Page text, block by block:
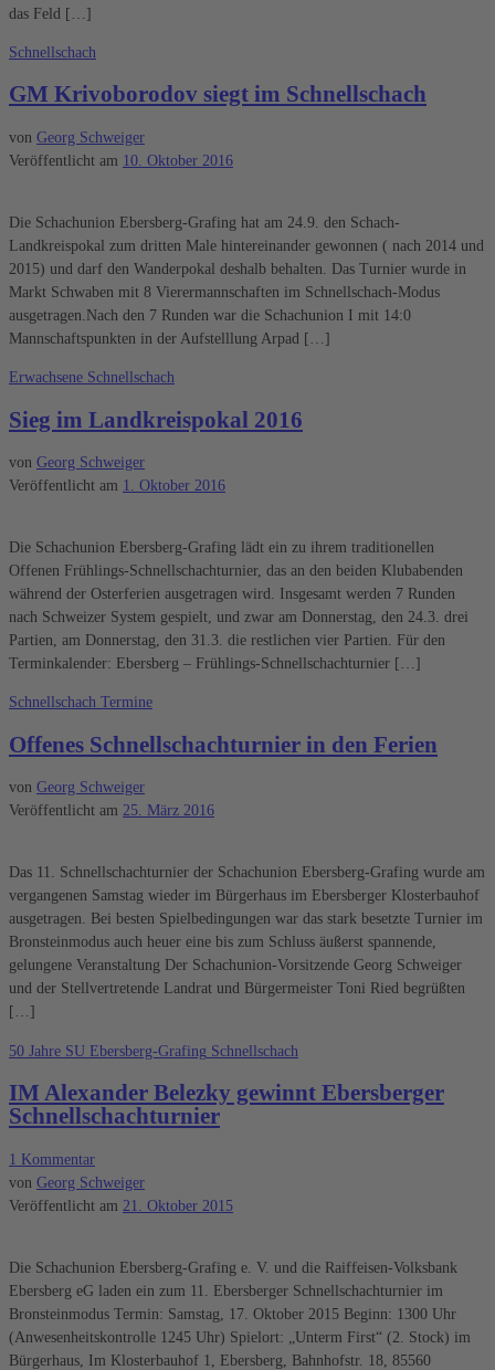
das Feld […]
Schnellschach
GM Krivoborodov siegt im Schnellschach
von Georg Schweiger
Veröffentlicht am 10. Oktober 2016
Die Schachunion Ebersberg-Grafing hat am 24.9. den Schach-
Landkreispokal zum dritten Male hintereinander gewonnen ( nach 2014 und
2015) und darf den Wanderpokal deshalb behalten. Das Turnier wurde in
Markt Schwaben mit 8 Vierermannschaften im Schnellschach-Modus
ausgetragen.Nach den 7 Runden war die Schachunion I mit 14:0
Mannschaftspunkten in der Aufstelllung Arpad […]
Erwachsene Schnellschach
Sieg im Landkreispokal 2016
von Georg Schweiger
Veröffentlicht am 1. Oktober 2016
Die Schachunion Ebersberg-Grafing lädt ein zu ihrem traditionellen
Offenen Frühlings-Schnellschachturnier, das an den beiden Klubabenden
während der Osterferien ausgetragen wird. Insgesamt werden 7 Runden
nach Schweizer System gespielt, und zwar am Donnerstag, den 24.3. drei
Partien, am Donnerstag, den 31.3. die restlichen vier Partien. Für den
Terminkalender: Ebersberg – Frühlings-Schnellschachturnier […]
Schnellschach Termine
Offenes Schnellschachturnier in den Ferien
von Georg Schweiger
Veröffentlicht am 25. März 2016
Das 11. Schnellschachturnier der Schachunion Ebersberg-Grafing wurde am
vergangenen Samstag wieder im Bürgerhaus im Ebersberger Klosterbauhof
ausgetragen. Bei besten Spielbedingungen war das stark besetzte Turnier im
Bronsteinmodus auch heuer eine bis zum Schluss äußerst spannende,
gelungene Veranstaltung Der Schachunion-Vorsitzende Georg Schweiger
und der Stellvertretende Landrat und Bürgermeister Toni Ried begrüßten
[…]
50 Jahre SU Ebersberg-Grafing Schnellschach
IM Alexander Belezky gewinnt Ebersberger
Schnellschachturnier
1 Kommentar
von Georg Schweiger
Veröffentlicht am 21. Oktober 2015
Die Schachunion Ebersberg-Grafing e. V. und die Raiffeisen-Volksbank
Ebersberg eG laden ein zum 11. Ebersberger Schnellschachturnier im
Bronsteinmodus Termin: Samstag, 17. Oktober 2015 Beginn: 1300 Uhr
(Anwesenheitskontrolle 1245 Uhr) Spielort: „Unterm First“ (2. Stock) im
Bürgerhaus, Im Klosterbauhof 1, Ebersberg, Bahnhofstr. 18, 85560